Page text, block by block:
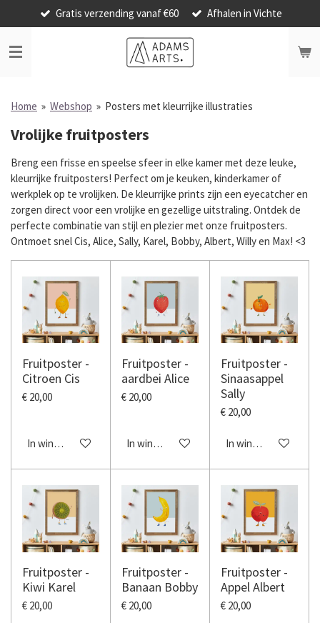
direct
naar
de
Gratis verzending vanaf €60 Afhalen in Vichte
Home » Webshop » Posters met kleurrijke illustraties
Vrolijke fruitposters
Breng een frisse en speelse sfeer in elke kamer met deze leuke,
kleurrijke fruitposters! Perfect om je keuken, kinderkamer of
werkplek op te vrolijken. De kleurrijke prints zijn een eyecatcher en
zorgen direct voor een vrolijke en gezellige uitstraling. Ontdek de
perfecte combinatie van stijl en plezier met onze fruitposters.
Ontmoet snel Cis, Alice, Sally, Karel, Bobby, Albert, Willy en Max! <3
Fruitposter -
Citroen Cis
€ 20,00
In winkelwagen
Fruitposter -
aardbei Alice
€ 20,00
In winkelwagen
Fruitposter -
Sinaasappel
Sally
€ 20,00
In winkelwagen
Fruitposter -
Kiwi Karel
€ 20,00
Fruitposter -
Banaan Bobby
€ 20,00
Fruitposter -
Appel Albert
€ 20,00